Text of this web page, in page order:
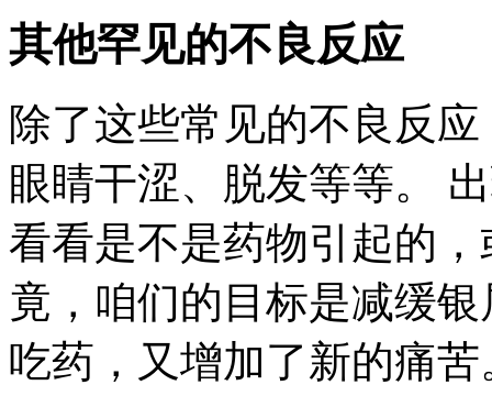
其他罕见的不良反应
除了这些常见的不良反
眼睛干涩、脱发等等。
看看是不是药物引起的
竟，咱们的目标是减缓
吃药，又增加了新的痛